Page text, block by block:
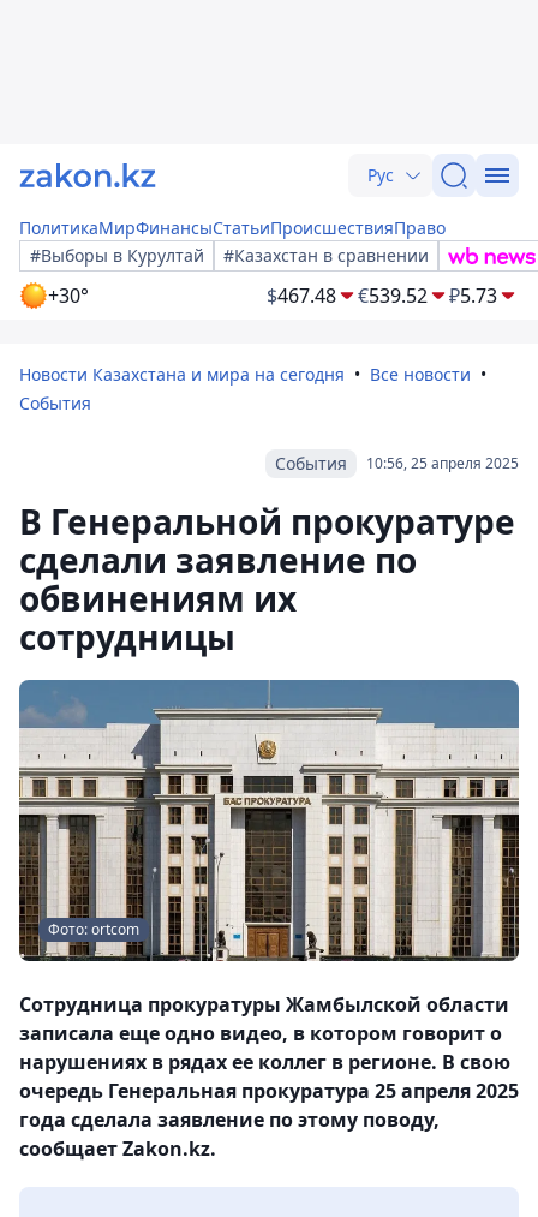
Рус
ПолитикаМирФинансыСтатьиПроисшествияПраво
#Выборы в Курултай
#Казахстан в сравнении
+30° $467.48 €539.52 ₽5.73
Новости Казахстана и мира на сегодня
Все новости
События
10:56, 25 апреля 2025
События
В Генеральной прокуратуре
сделали заявление по
обвинениям их
сотрудницы
Фото: ortcom
Сотрудница прокуратуры Жамбылской области
записала еще одно видео, в котором говорит о
нарушениях в рядах ее коллег в регионе. В свою
очередь Генеральная прокуратура 25 апреля 2025
года сделала заявление по этому поводу,
сообщает Zakon.kz.